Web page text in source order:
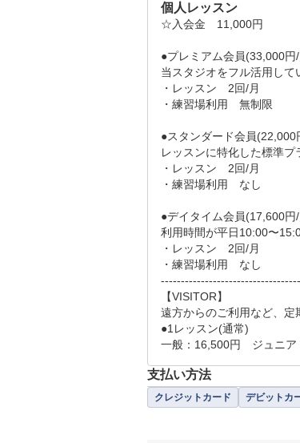
個人レッスン
☆入会金　11,000円
●プレミアム会員(33,000円
当スタジオをフル活用して
・レッスン　2回/月
・練習場利用　無制限
●スタンダード会員(22,000
レッスンに特化した標準プ
・レッスン　2回/月
・練習場利用　なし
●デイタイム会員(17,600円
利用時間が平日10:00〜
・レッスン　2回/月
・練習場利用　なし
【VISITOR】
遠方からのご利用など、定
●1レッスン(通常)
一般：16,500円　ジュニア
支払い方法
クレジットカード デビットカ